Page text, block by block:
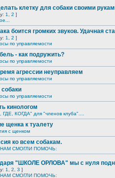
клетку для собаки своими
1 2 ]
боится громких звуков. Удачная
1 2 ]
по управляемости
- как подружить?
по управляемости
агрессии неуправляем
по управляемости
собаки
по управляемости
кинологом
ГДЕ, КОГДА" для "членов клуба"....
щенка к туалету
с щенком
ко всем собакам.
СМОГЛИ ПОМОЧЬ:
"ШКОЛЕ ОРЛОВА" мы с нуля
1 2 3 ]
СМОГЛИ ПОМОЧЬ: